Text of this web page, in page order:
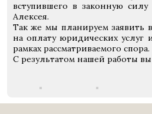
вступившего в законную
Алексея.
Так же мы планируем заявить
на оплату юридических услуг
рамках рассматриваемого спора.
С результатом нашей работы